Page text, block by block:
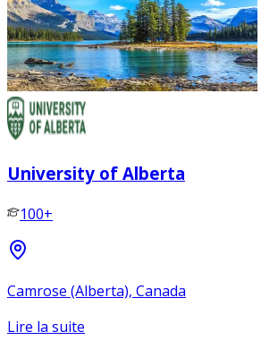
University of Alberta
100+
Camrose (Alberta), Canada
Lire la suite